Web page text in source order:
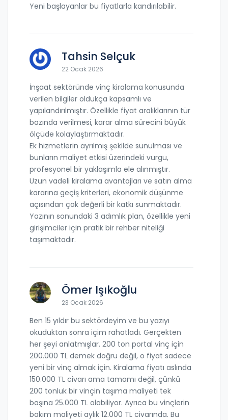
Yeni başlayanlar bu fiyatlarla kandırılabilir.
Tahsin Selçuk
22 Ocak 2026
İnşaat sektöründe vinç kiralama konusunda
verilen bilgiler oldukça kapsamlı ve
yapılandırılmıştır. Özellikle fiyat aralıklarının tür
bazında verilmesi, karar alma sürecini büyük
ölçüde kolaylaştırmaktadır.
Ek hizmetlerin ayrılmış şekilde sunulması ve
bunların maliyet etkisi üzerindeki vurgu,
profesyonel bir yaklaşımla ele alınmıştır.
Uzun vadeli kiralama avantajları ve satın alma
kararına geçiş kriterleri, ekonomik düşünme
açısından çok değerli bir katkı sunmaktadır.
Yazının sonundaki 3 adımlık plan, özellikle yeni
girişimciler için pratik bir rehber niteliği
taşımaktadır.
Ömer Işıkoğlu
23 Ocak 2026
Ben 15 yıldır bu sektördeyim ve bu yazıyı
okuduktan sonra içim rahatladı. Gerçekten
her şeyi anlatmışlar. 200 ton portal vinç için
200.000 TL demek doğru değil, o fiyat sadece
yeni bir vinç almak için. Kiralama fiyatı aslında
150.000 TL civarı ama tamamı değil, çünkü
200 tonluk bir vinçin taşıma maliyeti tek
başına 25.000 TL olabiliyor. Ayrıca bu vinçlerin
bakım maliyeti aylık 12.000 TL civarında. Bu